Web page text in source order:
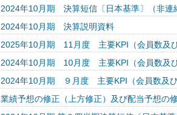
2024年10月期 決算短信〔日本基準〕（非連
2024年10月期 決算説明資料
2025年10月期 11月度 主要KPI（会員数及
2024年10月期 10月度 主要KPI（会員数及
2024年10月期 ９月度 主要KPI（会員数及
業績予想の修正（上方修正）及び配当予想の